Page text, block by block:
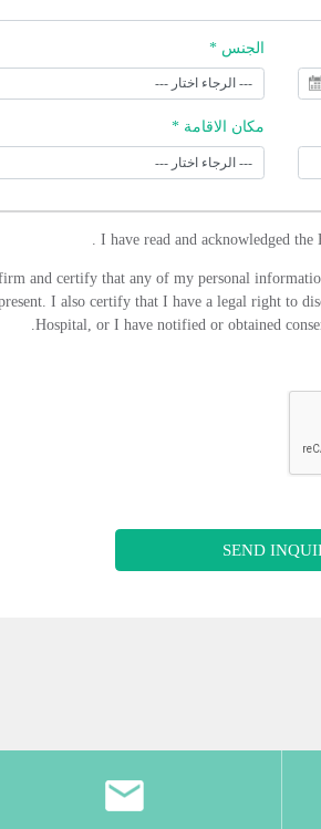
الجنس *
مكان الاقامة *
I have read and acknowledged the
.
and certify that any of my personal
I also certify that I have a legal right to
Hospital, or I have notified or obtained
SEND